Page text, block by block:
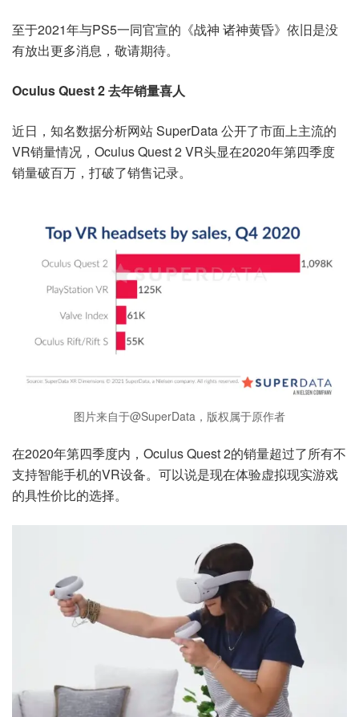
至于2021年与PS5一同官宣的《战神 诸神黄昏》依旧是没
有放出更多消息，敬请期待。
Oculus Quest 2 去年销量喜人
近日，知名数据分析网站 SuperData 公开了市面上主流的
VR销量情况，Oculus Quest 2 VR头显在2020年第四季度
销量破百万，打破了销售记录。
图片来自于@SuperData，版权属于原作者
在2020年第四季度内，Oculus Quest 2的销量超过了所有不
支持智能手机的VR设备。可以说是现在体验虚拟现实游戏
的具性价比的选择。